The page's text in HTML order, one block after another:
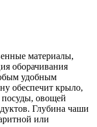
материалы,
оборачивания
удобным
обеспечит крыло,
посуды, овощей
Глубина чаши
или